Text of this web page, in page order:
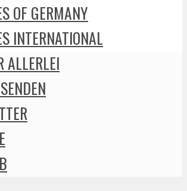
OF GERMANY
INTERNATIONAL
ALLERLEI